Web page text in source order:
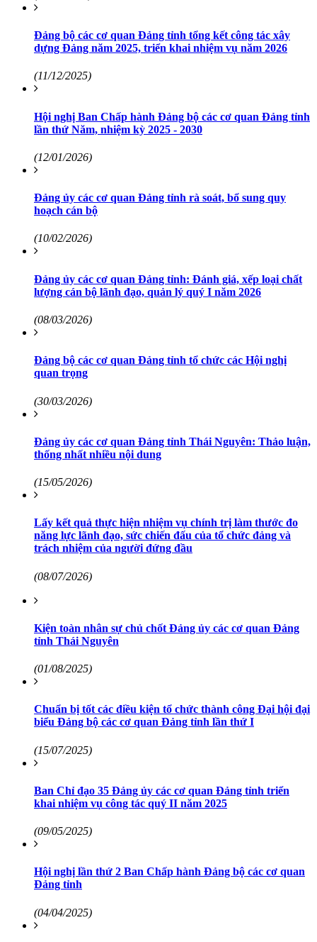
Đảng bộ các cơ quan Đảng tỉnh tổng kết công tác xây
dựng Đảng năm 2025, triển khai nhiệm vụ năm 2026
(11/12/2025)
Hội nghị Ban Chấp hành Đảng bộ các cơ quan Đảng tỉnh
lần thứ Năm, nhiệm kỳ 2025 - 2030
(12/01/2026)
Đảng ủy các cơ quan Đảng tỉnh rà soát, bổ sung quy
hoạch cán bộ
(10/02/2026)
Đảng ủy các cơ quan Đảng tỉnh: Đánh giá, xếp loại chất
lượng cán bộ lãnh đạo, quản lý quý I năm 2026
(08/03/2026)
Đảng bộ các cơ quan Đảng tỉnh tổ chức các Hội nghị
quan trọng
(30/03/2026)
Đảng ủy các cơ quan Đảng tỉnh Thái Nguyên: Thảo luận,
thống nhất nhiều nội dung
(15/05/2026)
Lấy kết quả thực hiện nhiệm vụ chính trị làm thước đo
năng lực lãnh đạo, sức chiến đấu của tổ chức đảng và
trách nhiệm của người đứng đầu
(08/07/2026)
Kiện toàn nhân sự chủ chốt Đảng ủy các cơ quan Đảng
tỉnh Thái Nguyên
(01/08/2025)
Chuẩn bị tốt các điều kiện tổ chức thành công Đại hội đại
biểu Đảng bộ các cơ quan Đảng tỉnh lần thứ I
(15/07/2025)
Ban Chỉ đạo 35 Đảng ủy các cơ quan Đảng tỉnh triển
khai nhiệm vụ công tác quý II năm 2025
(09/05/2025)
Hội nghị lần thứ 2 Ban Chấp hành Đảng bộ các cơ quan
Đảng tỉnh
(04/04/2025)